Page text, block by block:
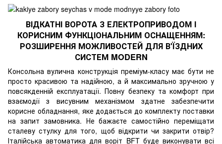
ВІДКАТНІ ВОРОТА З ЕЛЕКТРОПРИВОДОМ І
КОРИСНИМ ФУНКЦІОНАЛЬНИМ ОСНАЩЕННЯМ:
РОЗШИРЕННЯ МОЖЛИВОСТЕЙ ДЛЯ В'ЇЗДНИХ
СИСТЕМ MODERN
Консольна вулична конструкція преміум-класу має бути не
просто красивою та надійною, а й максимально зручною у
повсякденній експлуатації. Повну безпеку та комфорт при
взаємодії з висувним механізмом здатне забезпечити
корисне обладнання, яке додається до комплекту поставки
на запит замовника. Не бажаєте самостійно переміщати
сталеву стулку для того, щоб відкрити чи закрити отвір?
Італійська автоматика для воріт BFT буде виконувати всі